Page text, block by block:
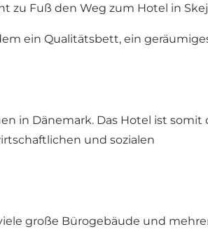
zu Fuß den Weg zum Hotel in
ein Qualitätsbett, ein
in Dänemark. Das Hotel ist
und sozialen
große Bürogebäude und